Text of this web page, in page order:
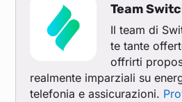
Team
Il team di
te tante
offrirti
realmente imparziali su
telefonia e assicurazioni.